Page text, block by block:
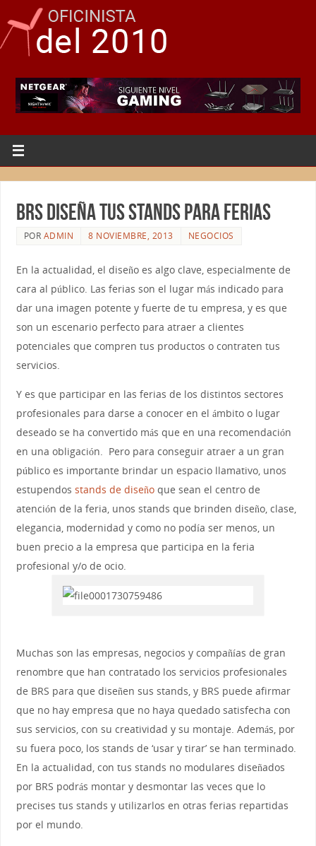
BRS diseña tus stands para ferias
POR ADMIN 8 NOVIEMBRE, 2013 NEGOCIOS
En la actualidad, el diseño es algo clave, especialmente de
cara al público. Las ferias son el lugar más indicado para
dar una imagen potente y fuerte de tu empresa, y es que
son un escenario perfecto para atraer a clientes
potenciales que compren tus productos o contraten tus
servicios.
Y es que participar en las ferias de los distintos sectores
profesionales para darse a conocer en el ámbito o lugar
deseado se ha convertido más que en una recomendación
en una obligación. Pero para conseguir atraer a un gran
público es importante brindar un espacio llamativo, unos
estupendos stands de diseñoque sean el centro de
atención de la feria, unos stands que brinden diseño, clase,
elegancia, modernidad y como no podía ser menos, un
buen precio a la empresa que participa en la feria
profesional y/o de ocio.
Muchas son las empresas, negocios y compañías de gran
renombre que han contratado los servicios profesionales
de BRS para que diseñen sus stands, y BRS puede afirmar
que no hay empresa que no haya quedado satisfecha con
sus servicios, con su creatividad y su montaje. Además, por
su fuera poco, los stands de ‘usar y tirar’ se han terminado.
En la actualidad, con tus stands no modulares diseñados
por BRS podrás montar y desmontar las veces que lo
precises tus stands y utilizarlos en otras ferias repartidas
por el mundo.